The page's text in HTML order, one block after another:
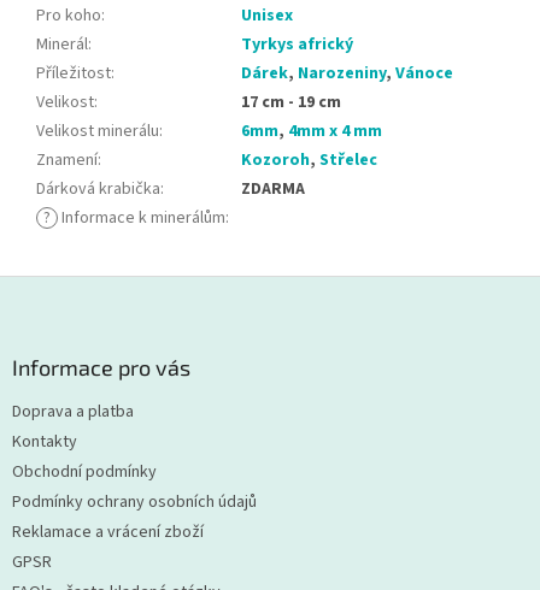
Pro koho:
Unisex
Minerál:
Tyrkys africký
Příležitost: Dárek, Narozeniny, Vánoce
Velikost:
17 cm - 19 cm
Velikost minerálu: 6mm, 4mm x 4 mm
Znamení: Kozoroh, Střelec
Dárková krabička:
ZDARMA
? Informace k minerálům:
Informace pro vás
Doprava a platba
Kontakty
Obchodní podmínky
Podmínky ochrany osobních údajů
Reklamace a vrácení zboží
GPSR